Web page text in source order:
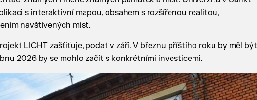
s interaktivní mapou, obsahem s rozšířenou realitou,
navštívených míst.
LICHT zašťiťuje, podat v září. V březnu příštího roku by měl být
2026 by se mohlo začít s konkrétními investicemi.